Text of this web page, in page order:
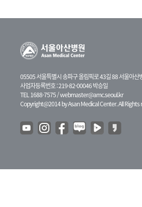
05505 서울특별시 송파구 올림픽로 43길 88 서울아산
사업자등록번호 : 219-82-00046 박승일
TEL 1688-7575 /webmaster@amc.seoul.kr
Copyright@2014 by Asan Medical Center. All Rights